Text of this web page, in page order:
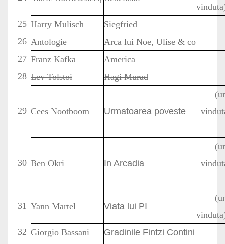
25 Harry Mulisch
Siegfried
26 Antologie
Arca lui Noe, Ulise & co
27 Franz Kafka
America
28 Lev Tolstoi Hagi Murad
29 Cees Nootboom Urmatoarea poveste
30 Ben Okri In Arcadia
31 Yann Martel Viata lui PI
32 Giorgio Bassani
Gradinile Fintzi Contini